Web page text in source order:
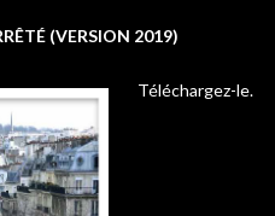
(VERSION 2019)
Téléchargez-le.